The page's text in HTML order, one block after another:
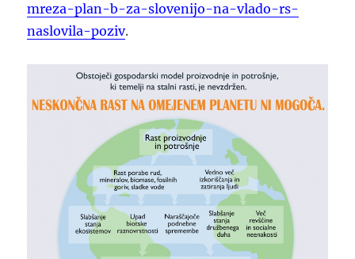
mreza-plan-b-za-slovenijo-na-vlado-rs-
naslovila-poziv.